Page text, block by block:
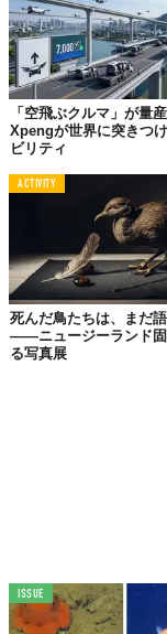
深海撮影技術の
生物学研究におけ
今回の成功は、単に
意味を持っています
となっていた深海
となる未来を示唆
スピードが飛躍的に
可能性を秘めていま
人類未踏の領域を
地球の最大のハビタ
様性を維持している
や人間活動が海洋環
こうした深海生態系
技術の進化は、私た
ルとなり、海洋保
「空飛ぶクルマ」が量産
Xpengが世界に突きつ
ビリティ
ACTIVITY
死んだ鳥たちは、まだ
——ニュージーランド固
る写真展
ISSUE